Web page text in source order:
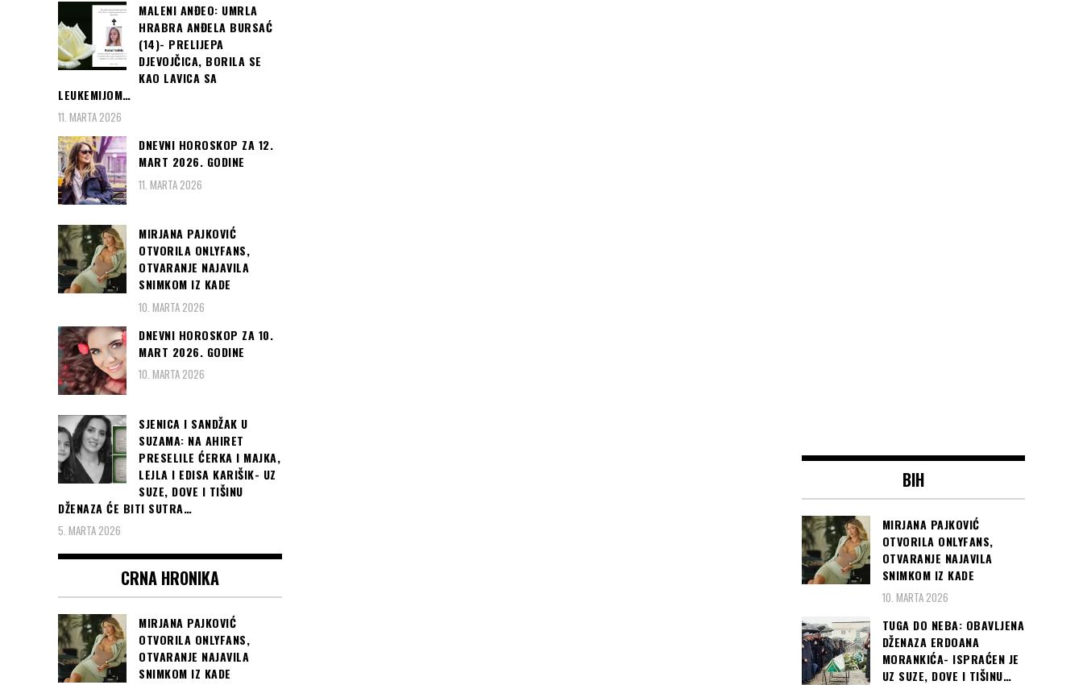
MALENI ANĐEO: UMRLA
HRABRA ANĐELA BURSAĆ
(14)- PRELIJEPA
DJEVOJČICA, BORILA SE
KAO LAVICA SA
LEUKEMIJOM…
11. MARTA 2026
DNEVNI HOROSKOP ZA 12.
MART 2026. GODINE
11. MARTA 2026
MIRJANA PAJKOVIĆ
OTVORILA ONLYFANS,
OTVARANJE NAJAVILA
SNIMKOM IZ KADE
10. MARTA 2026
DNEVNI HOROSKOP ZA 10.
MART 2026. GODINE
10. MARTA 2026
SJENICA I SANDŽAK U
SUZAMA: NA AHIRET
PRESELILE ĆERKA I MAJKA,
LEJLA I EDISA KARIŠIK- UZ
SUZE, DOVE I TIŠINU
DŽENAZA ĆE BITI SUTRA…
5. MARTA 2026
CRNA HRONIKA
MIRJANA PAJKOVIĆ
OTVORILA ONLYFANS,
OTVARANJE NAJAVILA
SNIMKOM IZ KADE
BIH
MIRJANA PAJKOVIĆ
OTVORILA ONLYFANS,
OTVARANJE NAJAVILA
SNIMKOM IZ KADE
10. MARTA 2026
TUGA DO NEBA: OBAVLJENA
DŽENAZA ERDOANA
MORANKIĆA- ISPRAĆEN JE
UZ SUZE, DOVE I TIŠINU…